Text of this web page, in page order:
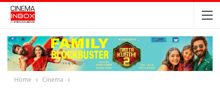
Home Cinema